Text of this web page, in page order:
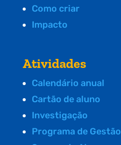
Como criar
Impacto
Atividades
Calendário anual
Cartão de aluno
Investigação
Programa de Gestão